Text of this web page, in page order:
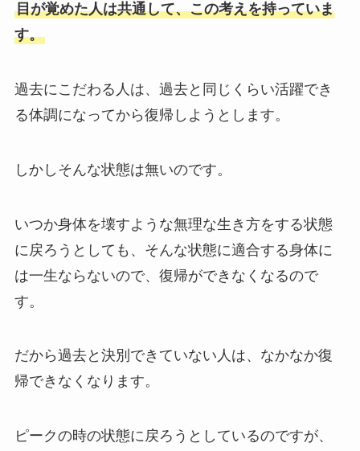
目が覚めた人は共通して、この考えを持っていま
す。
過去にこだわる人は、過去と同じくらい活躍でき
る体調になってから復帰しようとします。
しかしそんな状態は無いのです。
いつか身体を壊すような無理な生き方をする状態
に戻ろうとしても、そんな状態に適合する身体に
は一生ならないので、復帰ができなくなるので
す。
だから過去と決別できていない人は、なかなか復
帰できなくなります。
ピークの時の状態に戻ろうとしているのですが、